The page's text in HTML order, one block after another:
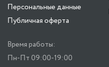
Персональные данные
Публичная оферта
Время работы:
Пн-Пт 09:00-19:00